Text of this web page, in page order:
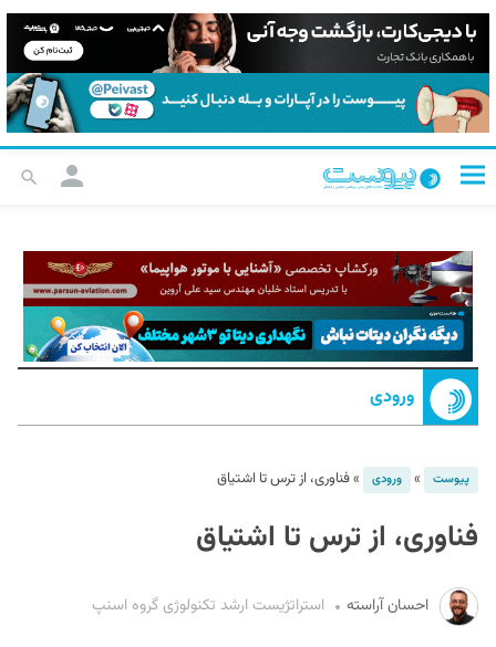
ورودی
پیوست » ورودی »فناوری، از ترس تا اشتیاق
فناوری، از ترس تا اشتیاق
احسان آراسته استراتژیست ارشد تکنولوژی گروه اسنپ